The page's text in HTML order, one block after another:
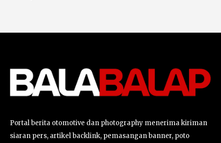
Portal berita otomotive dan photography menerima kiriman
siaran pers, artikel backlink, pemasangan banner, poto